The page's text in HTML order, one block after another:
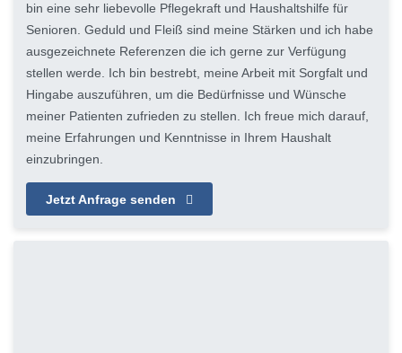
bin eine sehr liebevolle Pflegekraft und Haushaltshilfe für
Senioren. Geduld und Fleiß sind meine Stärken und ich habe
ausgezeichnete Referenzen die ich gerne zur Verfügung
stellen werde. Ich bin bestrebt, meine Arbeit mit Sorgfalt und
Hingabe auszuführen, um die Bedürfnisse und Wünsche
meiner Patienten zufrieden zu stellen. Ich freue mich darauf,
meine Erfahrungen und Kenntnisse in Ihrem Haushalt
einzubringen.
Jetzt Anfrage senden